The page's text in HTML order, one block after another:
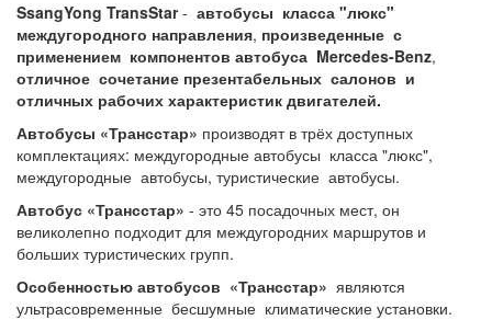
SsangYong TransStar- автобусы класса "люкс"
междугородного направления, произведенные с
применением компонентов автобуса Mercedes-Benz,
отличное сочетание презентабельных салонов и
отличных рабочих характеристик двигателей.
Автобусы «Трансстар» производят в трёх доступных
комплектациях: междугородные автобусы класса "люкс",
междугородные автобусы, туристические автобусы.
Автобус «Трансстар» - это 45 посадочных мест, он
великолепно подходит для междугородних маршрутов и
больших туристических групп.
Особенностью автобусов «Трансстар» являются
ультрасовременные бесшумные климатические установки.